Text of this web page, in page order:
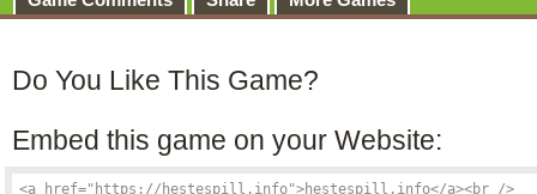
Do You Like This Game?
Embed this game on your Website: